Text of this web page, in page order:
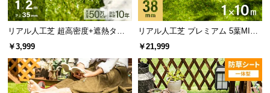
芯のない葉は天然芝に近い柔らかさ
中央に芯のない葉はしなやかで柔らかい触り心地。
密集させることでへたりにくさを両立しました。
当社プロトタイプ 当商品
リアル人工芝 超高密度+遮熱タイ
プ 高耐久・質感を追求 芝丈35m
￥3,999
リアル人工芝 プレミアム 5葉MI
X・質感をさらに追求 芝丈38mm 1
￥21,999